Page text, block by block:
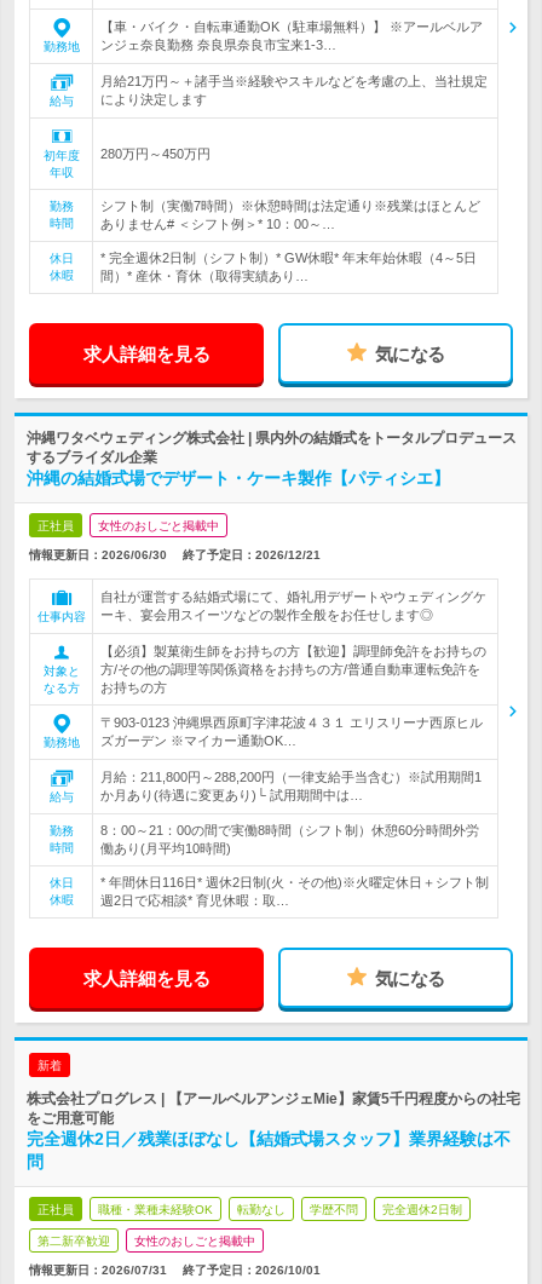
勤務地
【車・バイク・自転車通勤OK（駐車場無料）】 ※アールベルア
ンジェ奈良勤務 奈良県奈良市宝来1-3…
給与
月給21万円～＋諸手当※経験やスキルなどを考慮の上、当社規定
により決定します
初年度
年収
280万円～450万円
勤務
時間
シフト制（実働7時間）※休憩時間は法定通り※残業はほとんど
ありません# ＜シフト例＞* 10：00～…
休日
休暇
* 完全週休2日制（シフト制）* GW休暇* 年末年始休暇（4～5日
間）* 産休・育休（取得実績あり…
求人詳細を見る 気になる
沖縄ワタベウェディング株式会社 | 県内外の結婚式をトータルプロデュース
するブライダル企業
沖縄の結婚式場でデザート・ケーキ製作【パティシエ】
正社員 女性のおしごと掲載中
情報更新日：2026/06/30 終了予定日： 2026/12/21
仕事内容
自社が運営する結婚式場にて、婚礼用デザートやウェディングケ
ーキ、宴会用スイーツなどの製作全般をお任せします◎
対象と
なる方
【必須】製菓衛生師をお持ちの方【歓迎】調理師免許をお持ちの
方/その他の調理等関係資格をお持ちの方/普通自動車運転免許を
お持ちの方
勤務地
〒903-0123 沖縄県西原町字津花波４３１ エリスリーナ西原ヒル
ズガーデン ※マイカー通勤OK…
給与
月給：211,800円～288,200円（一律支給手当含む）※試用期間1
か月あり(待遇に変更あり)└ 試用期間中は…
勤務
時間
8：00～21：00の間で実働8時間（シフト制）休憩60分時間外労
働あり(月平均10時間)
休日
休暇
* 年間休日116日* 週休2日制(火・その他)※火曜定休日＋シフト制
週2日で応相談* 育児休暇：取…
求人詳細を見る 気になる
新着
株式会社プログレス | 【アールベルアンジェMie】家賃5千円程度からの社宅
をご用意可能
完全週休2日／残業ほぼなし【結婚式場スタッフ】業界経験は不
問
正社員 職種・業種未経験OK 転勤なし 学歴不問 完全週休2日制
第二新卒歓迎 女性のおしごと掲載中
情報更新日：2026/07/31 終了予定日： 2026/10/01